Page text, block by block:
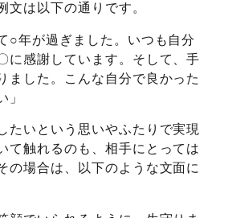
文は以下の通りです。
○年が過ぎました。いつも自分
に感謝しています。そして、手
ました。こんな自分で良かった
」
たいという思いやふたりで実現
て触れるのも、相手にとっては
の場合は、以下のような文面に